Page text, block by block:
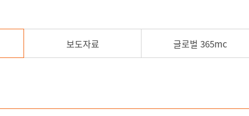
보도자료 글로벌 365mc